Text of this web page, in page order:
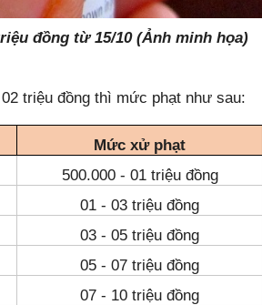
đồng từ 15/10 (Ảnh minh họa)
triệu đồng thì mức phạt như sau:
Mức xử phạt
500.000 - 01 triệu đồng
01 - 03 triệu đồng
03 - 05 triệu đồng
05 - 07 triệu đồng
07 - 10 triệu đồng